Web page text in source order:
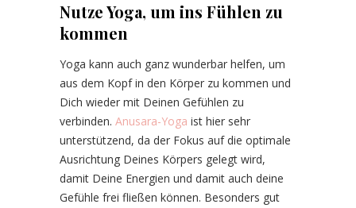
Nutze Yoga, um ins Fühlen zu
kommen
Yoga kann auch ganz wunderbar helfen, um
aus dem Kopf in den Körper zu kommen und
Dich wieder mit Deinen Gefühlen zu
verbinden. Anusara-Yoga ist hier sehr
unterstützend, da der Fokus auf die optimale
Ausrichtung Deines Körpers gelegt wird,
damit Deine Energien und damit auch deine
Gefühle frei fließen können. Besonders gut